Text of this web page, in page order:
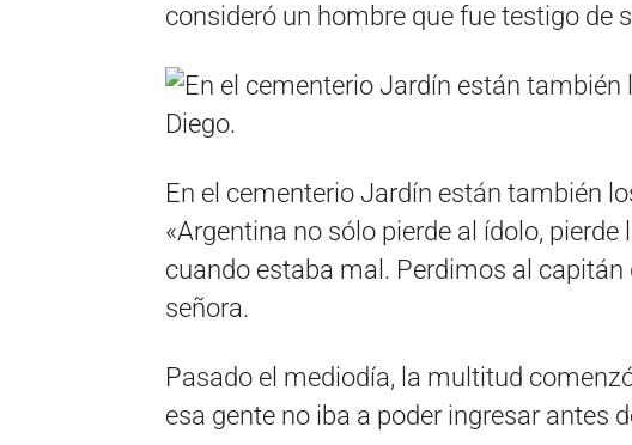
consideró un hombre que fue testigo de
En el cementerio Jardín están también
«Argentina no sólo pierde al ídolo, pierde
cuando estaba mal. Perdimos al
señora.
Pasado el mediodía, la multitud
esa gente no iba a poder ingresar antes